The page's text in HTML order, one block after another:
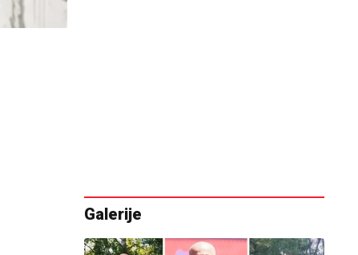
Galerije